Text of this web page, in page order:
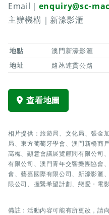
Email｜ enquiry@sc-
主辦機構｜新濠影滙
地點
澳門新濠影滙
地址
路氹連貫公路
查看地圖
相片提供：旅遊局、文化局、張金
局、東方葡萄牙學會、澳門新橋商
高梅、顯意會議展覽顧問有限公司
有限公司、澳門青年交響樂團協會
會、藝嘉國際有限公司、新濠影滙
限公司、握緊希望計劃、戀愛・電
備註：活動內容可能有所更改，請